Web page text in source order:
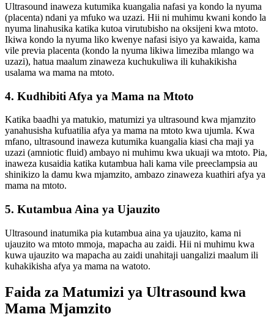
Ultrasound inaweza kutumika kuangalia nafasi ya kondo la nyuma
(placenta) ndani ya mfuko wa uzazi. Hii ni muhimu kwani kondo la
nyuma linahusika katika kutoa virutubisho na oksijeni kwa mtoto.
Ikiwa kondo la nyuma liko kwenye nafasi isiyo ya kawaida, kama
vile previa placenta (kondo la nyuma likiwa limeziba mlango wa
uzazi), hatua maalum zinaweza kuchukuliwa ili kuhakikisha
usalama wa mama na mtoto.
4. Kudhibiti Afya ya Mama na Mtoto
Katika baadhi ya matukio, matumizi ya ultrasound kwa mjamzito
yanahusisha kufuatilia afya ya mama na mtoto kwa ujumla. Kwa
mfano, ultrasound inaweza kutumika kuangalia kiasi cha maji ya
uzazi (amniotic fluid) ambayo ni muhimu kwa ukuaji wa mtoto. Pia,
inaweza kusaidia katika kutambua hali kama vile preeclampsia au
shinikizo la damu kwa mjamzito, ambazo zinaweza kuathiri afya ya
mama na mtoto.
5. Kutambua Aina ya Ujauzito
Ultrasound inatumika pia kutambua aina ya ujauzito, kama ni
ujauzito wa mtoto mmoja, mapacha au zaidi. Hii ni muhimu kwa
kuwa ujauzito wa mapacha au zaidi unahitaji uangalizi maalum ili
kuhakikisha afya ya mama na watoto.
Faida za Matumizi ya Ultrasound kwa
Mama Mjamzito